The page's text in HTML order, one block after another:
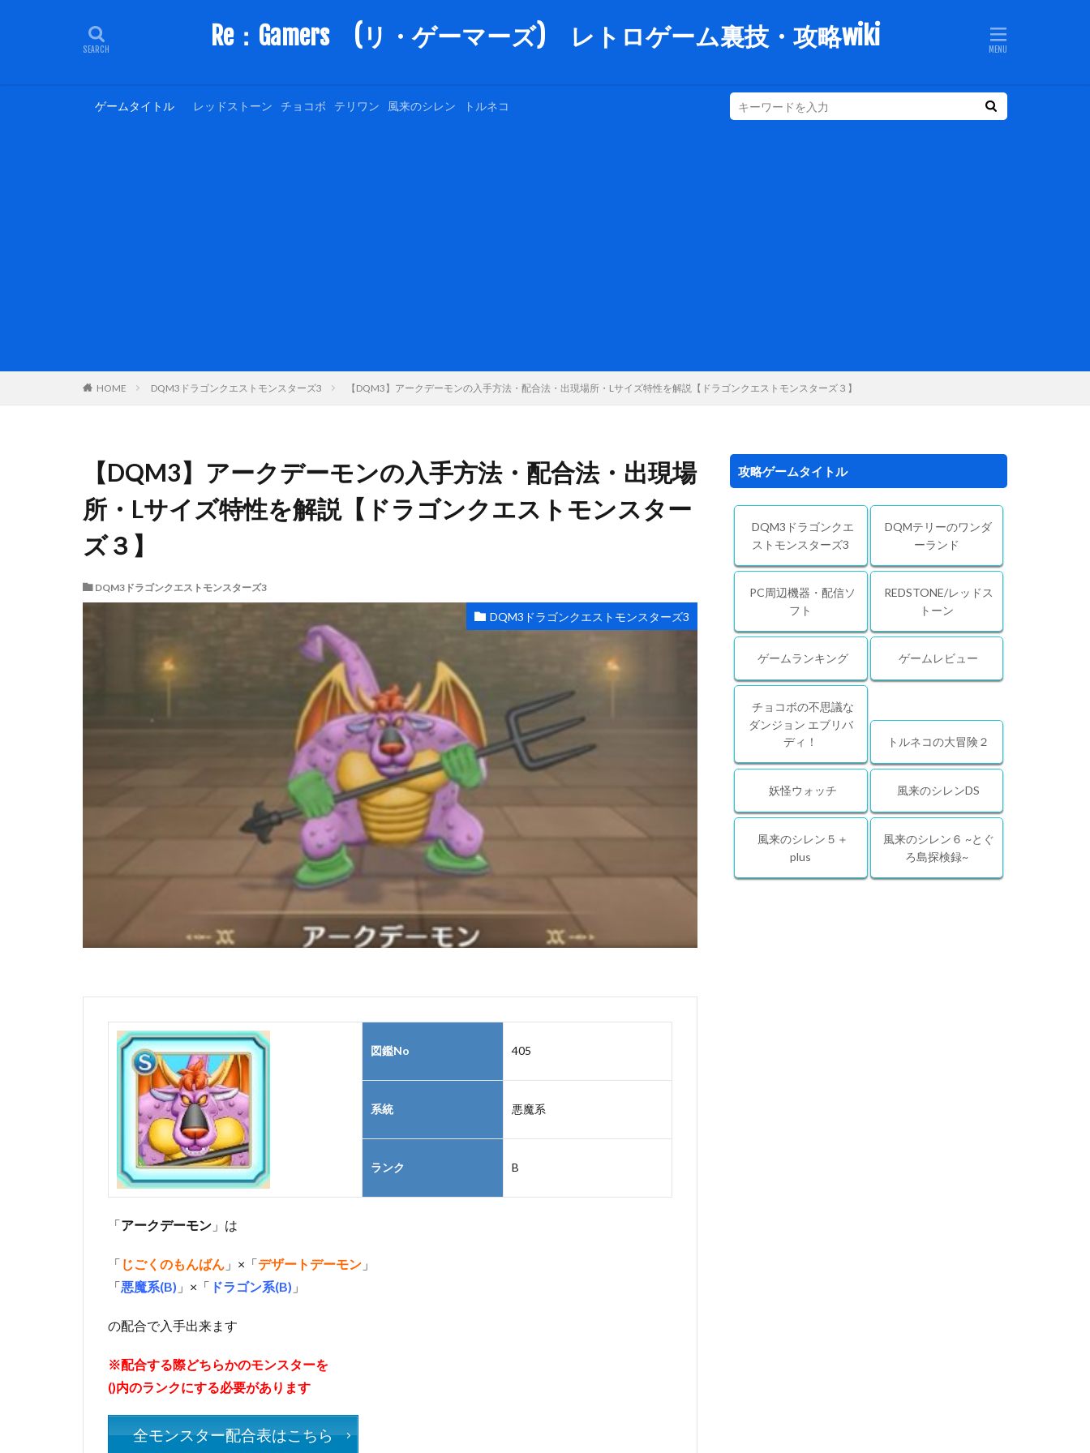
Re：Gamers (リ・ゲーマーズ) レトロゲーム裏技・攻略wiki
ゲームタイトル レッドストーン チョコボ テリワン 風来のシレン トルネコ
HOME DQM3ドラゴンクエストモンスターズ3 【DQM3】アークデーモンの入手方法・配合法・出現場所・Lサイズ特性を解説【ドラゴンクエストモンスターズ３】
【DQM3】アークデーモンの入手方法・配合法・出現場
所・Lサイズ特性を解説【ドラゴンクエストモンスター
ズ３】
DQM3ドラゴンクエストモンスターズ3
DQM3ドラゴンクエストモンスターズ3
図鑑No 405
系統 悪魔系
ランク B
「アークデーモン 」は
「 じごくのもんばん 」×「デザートデーモン 」
「悪魔系(B) 」×「 ドラゴン系(B) 」
の配合で入手出来ます
※配合する際どちらかのモンスターを
()内のランクにする必要があります
全モンスター配合表はこちら
攻略ゲームタイトル
DQM3ドラゴンクエ
ストモンスターズ3
DQMテリーのワンダ
ーランド
PC周辺機器・配信ソ
フト
REDSTONE/レッドス
トーン
ゲームランキング ゲームレビュー
チョコボの不思議な
ダンジョン エブリバ
ディ！
トルネコの大冒険２
妖怪ウォッチ 風来のシレンDS
風来のシレン５＋
plus
風来のシレン６ ~とぐ
ろ島探検録~